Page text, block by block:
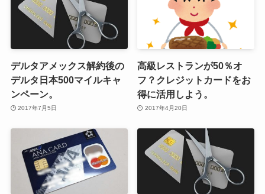
デルタアメックス解約後の
デルタ日本500マイルキャ
ンペーン。
2017年7月5日
高級レストランが50％オ
フ？クレジットカードをお
得に活用しよう。
2017年4月20日